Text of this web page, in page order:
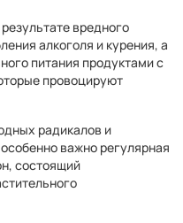
вредного
алкоголя и курения, а
питания продуктами с
провоцируют
радикалов и
важно регулярная
состоящий